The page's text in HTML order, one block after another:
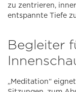
zu zentrieren,
entspannte Tiefe
Begleiter
„Meditation“